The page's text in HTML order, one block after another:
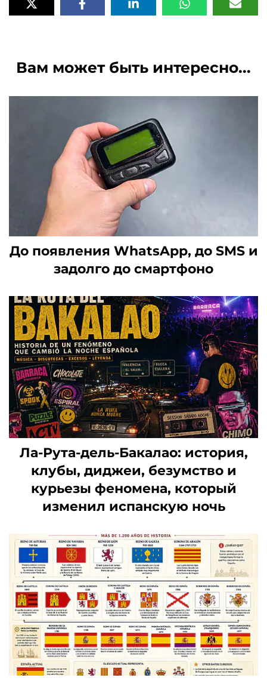
Вам может быть интересно...
До появления WhatsApp, до SMS и
задолго до смартфоно
Ла-Рута-дель-Бакалао: история,
клубы, диджеи, безумство и
курьезы феномена, который
изменил испанскую ночь